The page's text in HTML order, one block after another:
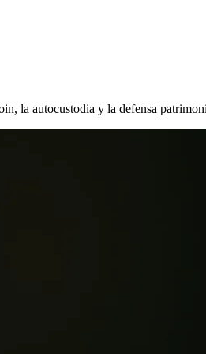
la autocustodia y la defensa